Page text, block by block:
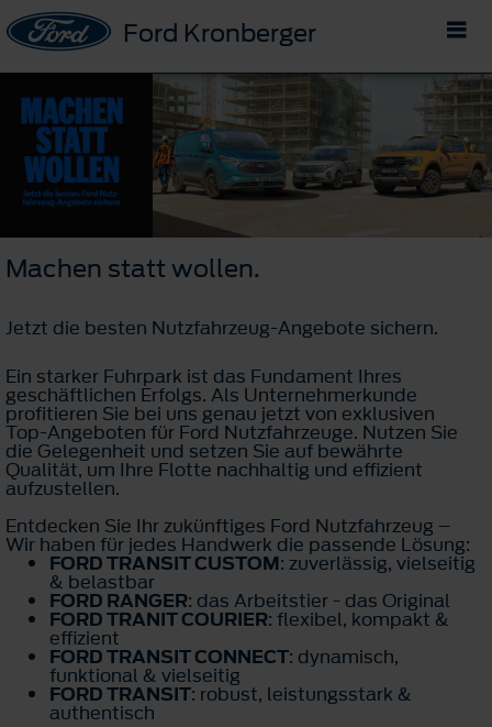
Ford Kronberger
Machen statt wollen.
Jetzt die besten Nutzfahrzeug-Angebote sichern.
Ein starker Fuhrpark ist das Fundament Ihres
geschäftlichen Erfolgs. Als Unternehmerkunde
profitieren Sie bei uns genau jetzt von exklusiven
Top-Angeboten für Ford Nutzfahrzeuge. Nutzen Sie
die Gelegenheit und setzen Sie auf bewährte
Qualität, um Ihre Flotte nachhaltig und effizient
aufzustellen.
Entdecken Sie Ihr zukünftiges Ford Nutzfahrzeug –
Wir haben für jedes Handwerk die passende Lösung:
FORD TRANSIT CUSTOM: zuverlässig, vielseitig
& belastbar
FORD RANGER: das Arbeitstier - das Original
FORD TRANIT COURIER: flexibel, kompakt &
effizient
FORD TRANSIT CONNECT: dynamisch,
funktional & vielseitig
FORD TRANSIT: robust, leistungsstark &
authentisch